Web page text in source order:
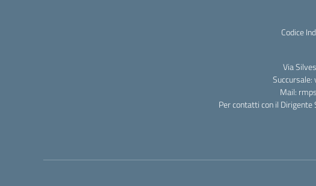
Codice
Via
Mail:
Per contatti con il